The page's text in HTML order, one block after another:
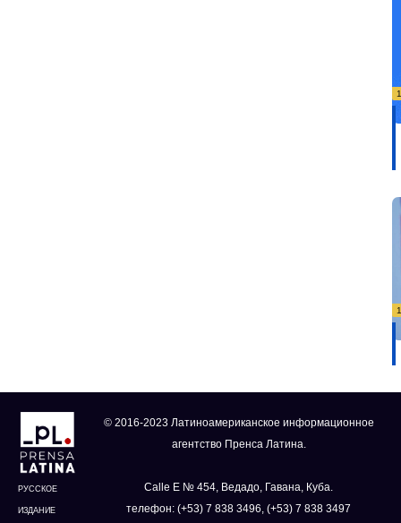
РУССКОЕ
ИЗДАНИЕ
© 2016-2023 Латиноамериканское информационное
агентство Пренса Латина.
Calle E № 454, Ведадо, Гавана, Куба.
телефон: (+53) 7 838 3496, (+53) 7 838 3497